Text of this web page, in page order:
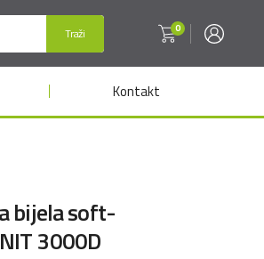
Traži 0
Kontakt
bijela soft-
3000D